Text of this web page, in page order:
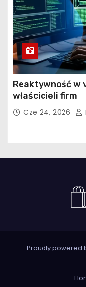
Reaktywność w
właścicieli firm
Cze 24, 2026
Proudly powered